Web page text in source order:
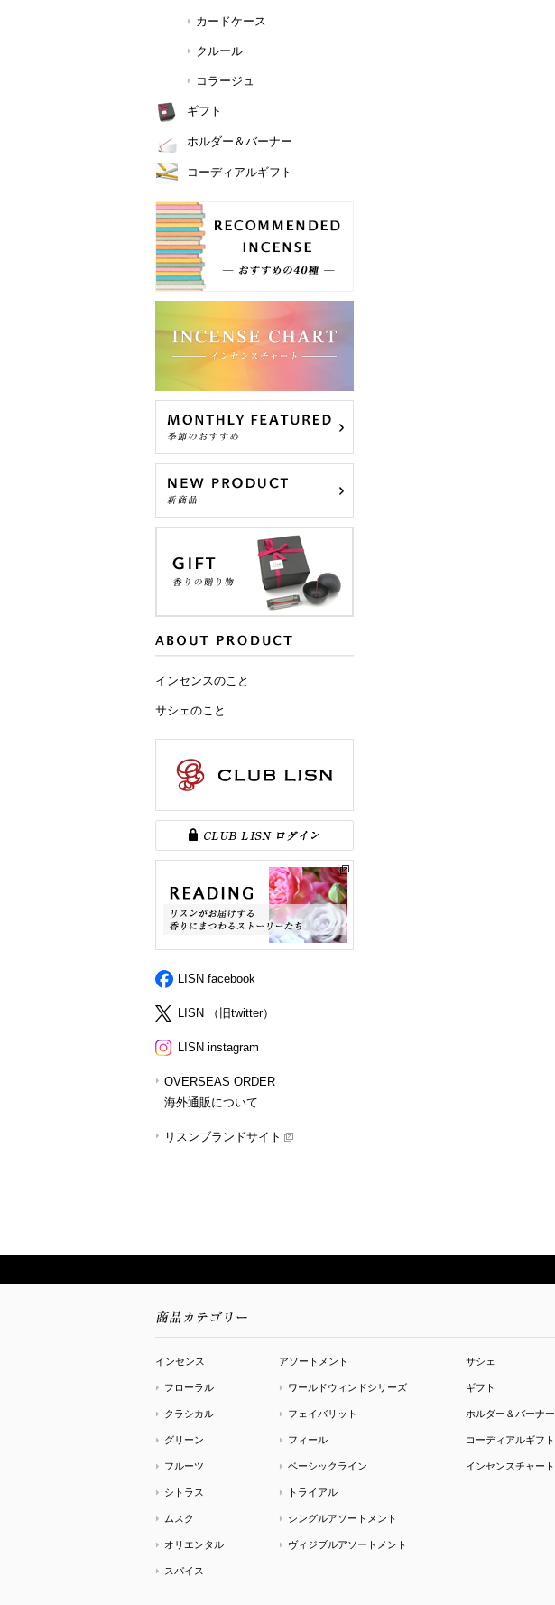
カードケース
クルール
コラージュ
ギフト
ホルダー＆バーナー
コーディアルギフト
インセンスのこと
サシェのこと
LISN facebook
LISN （旧twitter）
LISN instagram
OVERSEAS ORDER
海外通販について
リスンブランドサイト
インセンス
フローラル
クラシカル
グリーン
フルーツ
シトラス
ムスク
オリエンタル
スパイス
アソートメント
ワールドウィンドシリーズ
フェイバリット
フィール
ベーシックライン
トライアル
シングルアソートメント
ヴィジブルアソートメント
サシェ
ギフト
ホルダー＆バーナー
コーディアルギフト
インセンスチャート